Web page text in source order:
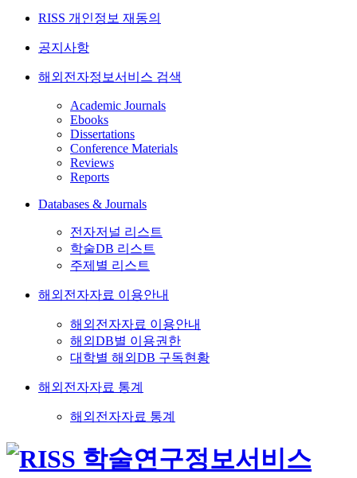
RISS 개인정보 재동의
공지사항
해외전자정보서비스 검색
Academic Journals
Ebooks
Dissertations
Conference Materials
Reviews
Reports
Databases & Journals
전자저널 리스트
학술DB 리스트
주제별 리스트
해외전자자료 이용안내
해외전자자료 이용안내
해외DB별 이용권한
대학별 해외DB 구독현황
해외전자자료 통계
해외전자자료 통계